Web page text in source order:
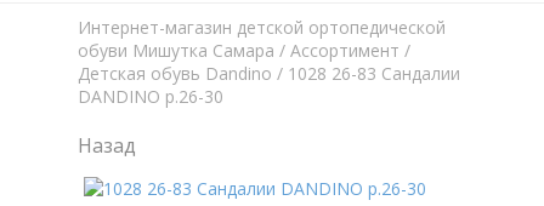
Интернет-магазин детской ортопедической
обуви Мишутка Самара / Aссортимент /
Детская обувь Dandino / 1028 26-83 Сандалии
DANDINO р.26-30
Назад